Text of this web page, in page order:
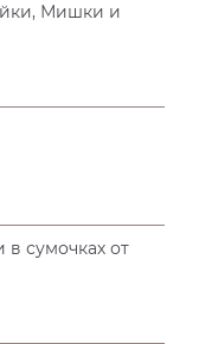
Мишки и
сумочках от